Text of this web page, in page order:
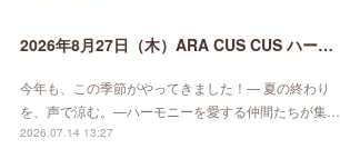
2026年8月27日（木）ARA CUS CUS ハーモニーDE納涼祭 2026
今年も、この季節がやってきました！— 夏の終わり
を、声で涼む。—ハーモニーを愛する仲間たちが集…
2026.07.14 13:27